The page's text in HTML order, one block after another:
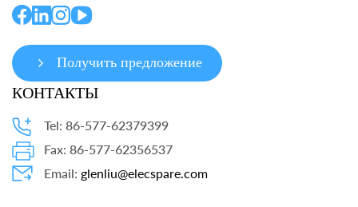
Получить предложение
КОНТАКТЫ
Tel: 86-577-62379399
Fax: 86-577-62356537
Email: glenliu@elecspare.com